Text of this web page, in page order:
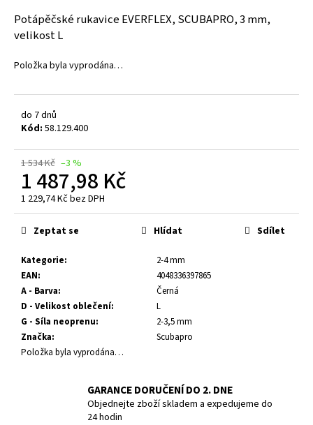
Potápěčské rukavice EVERFLEX, SCUBAPRO, 3 mm,
velikost L
Položka byla vyprodána…
do 7 dnů
Kód: 58.129.400
1 534 Kč –3 %
1 487,98 Kč
1 229,74 Kč bez DPH
Měrná
cena:
Kategorie:
2-4 mm
EAN:
4048336397865
A - Barva:
Černá
D - Velikost oblečení:
L
G - Síla neoprenu:
2-3,5 mm
Značka:
Scubapro
Položka byla vyprodána…
Zeptat se Hlídat Sdílet
GARANCE DORUČENÍ DO 2. DNE
Objednejte zboží skladem a expedujeme do
24 hodin
a
j
t
?
D
o
p
o
u
u
e